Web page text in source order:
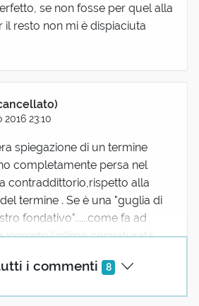
i commenti 8
se non fosse per quel alla
il resto non mi è dispiaciuta
23:10
spiegazione di un termine
completamente persa nel
contraddittorio,rispetto alla
termine . Se è una "guglia di
fondativo"......come fa ad
inerente l'intimo connaturata